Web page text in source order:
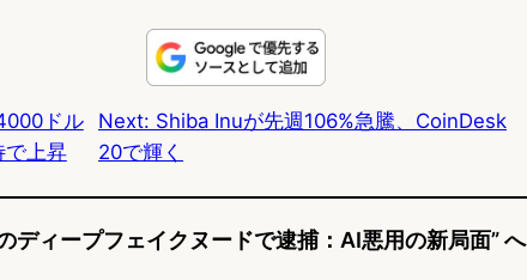
ドル
で上昇
Next: Shiba Inuが先週106%急騰、CoinDesk
20で輝く
ディープフェイクヌードで逮捕：AI悪用の新局面” へ